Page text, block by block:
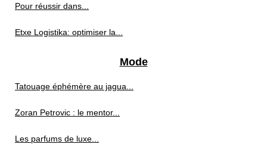
Pour réussir dans...
Etxe Logistika: optimiser la...
Mode
Tatouage éphémère au jagua...
Zoran Petrovic : le mentor...
Les parfums de luxe...